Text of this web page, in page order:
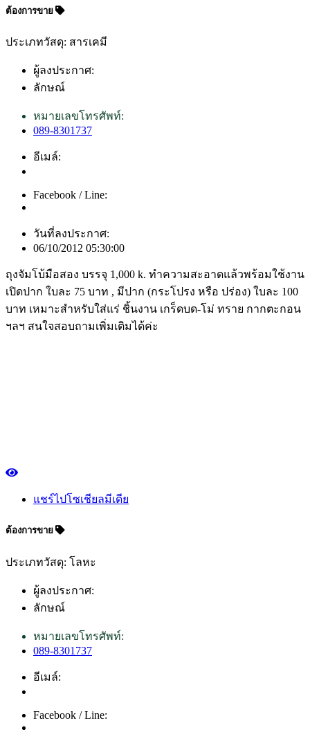
ต้องการขาย
ประเภทวัสดุ: สารเคมี
ผู้ลงประกาศ:
ลักษณ์
หมายเลขโทรศัพท์:
089-8301737
อีเมล์:
Facebook / Line:
วันที่ลงประกาศ:
06/10/2012 05:30:00
ถุงจัมโบ้มือสอง บรรจุ 1,000 k. ทำความสะอาดแล้วพร้อมใช้งาน
เปิดปาก ใบละ 75 บาท , มีปาก (กระโปรง หรือ ปร่อง) ใบละ 100
บาท เหมาะสำหรับใส่แร่ ชิ้นงาน เกร็ดบด-โม่ ทราย กากตะกอน
ฯลฯ สนใจสอบถามเพิ่มเติมได้ค่ะ
แชร์ไปโซเชียลมีเดีย
ต้องการขาย
ประเภทวัสดุ: โลหะ
ผู้ลงประกาศ:
ลักษณ์
หมายเลขโทรศัพท์:
089-8301737
อีเมล์:
Facebook / Line: